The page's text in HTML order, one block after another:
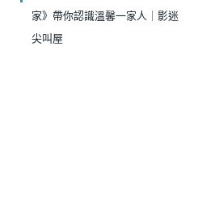
家》帶你認識溫馨一家人｜影迷
尖叫屋